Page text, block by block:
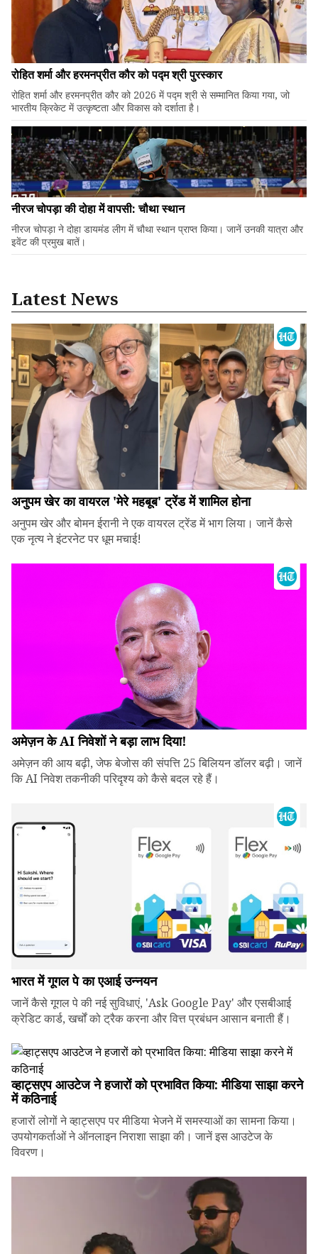
रोहित शर्मा और हरमनप्रीत कौर को पद्म श्री पुरस्कार
रोहित शर्मा और हरमनप्रीत कौर को 2026 में पद्म श्री से सम्मानित किया गया, जो
भारतीय क्रिकेट में उत्कृष्टता और विकास को दर्शाता है।
नीरज चोपड़ा की दोहा में वापसी: चौथा स्थान
नीरज चोपड़ा ने दोहा डायमंड लीग में चौथा स्थान प्राप्त किया। जानें उनकी यात्रा और
इवेंट की प्रमुख बातें।
Latest News
अनुपम खेर का वायरल 'मेरे महबूब' ट्रेंड में शामिल होना
अनुपम खेर और बोमन ईरानी ने एक वायरल ट्रेंड में भाग लिया। जानें कैसे
एक नृत्य ने इंटरनेट पर धूम मचाई!
अमेज़न के AI निवेशों ने बड़ा लाभ दिया!
अमेज़न की आय बढ़ी, जेफ बेजोस की संपत्ति 25 बिलियन डॉलर बढ़ी। जानें
कि AI निवेश तकनीकी परिदृश्य को कैसे बदल रहे हैं।
भारत में गूगल पे का एआई उन्नयन
जानें कैसे गूगल पे की नई सुविधाएं, 'Ask Google Pay' और एसबीआई
क्रेडिट कार्ड, खर्चों को ट्रैक करना और वित्त प्रबंधन आसान बनाती हैं।
व्हाट्सएप आउटेज ने हजारों को प्रभावित किया: मीडिया साझा करने
में कठिनाई
हजारों लोगों ने व्हाट्सएप पर मीडिया भेजने में समस्याओं का सामना किया।
उपयोगकर्ताओं ने ऑनलाइन निराशा साझा की। जानें इस आउटेज के
विवरण।